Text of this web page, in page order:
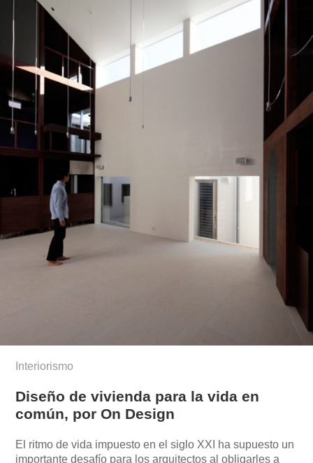
Interiorismo
Diseño de vivienda para la vida en
común, por On Design
El ritmo de vida impuesto en el siglo XXI ha supuesto un
importante desafío para los arquitectos al obligarles a